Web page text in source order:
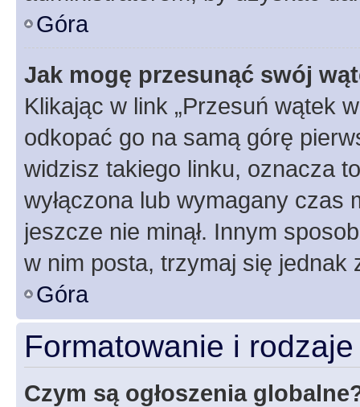
Góra
Jak mogę przesunąć swój
Klikając w link „Przesuń wątek
odkopać go na samą górę
widzisz takiego linku, oznacza
wyłączona lub wymagany czas
jeszcze nie minął. Innym
w nim posta, trzymaj się jednak
Góra
Formatowanie i
Czym są ogłoszenia